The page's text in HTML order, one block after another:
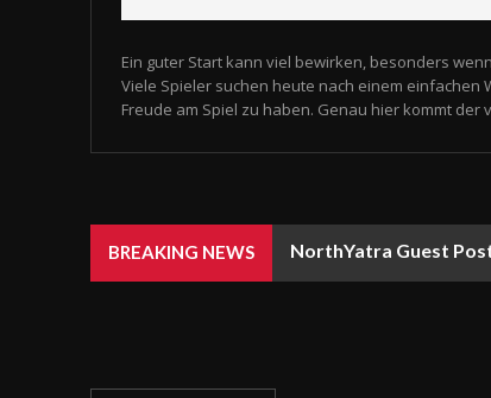
Ein guter Start kann viel bewirken, besonders
Viele Spieler suchen heute nach einem einfachen
Freude am Spiel zu haben. Genau hier kommt der
BREAKING NEWS NorthYatra Guest